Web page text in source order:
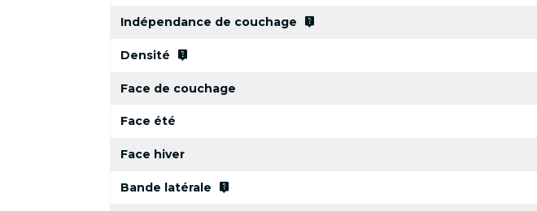
Indépendance de couchage live_help
Densité live_help
Face de couchage
Face été
Face hiver
Bande latérale live_help